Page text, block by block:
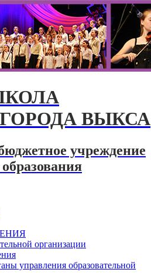
ВЫКСА
учреждение
организации
управления образовательной